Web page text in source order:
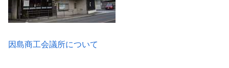
因島商工会議所について